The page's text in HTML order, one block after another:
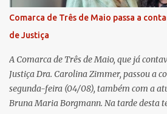
do Fundo Social, reforçando o
transparência e a governança. No
Núcleo, o presidente da Sicredi União RS/
um balanço das principais real...
Comarca de Três de Maio passa a
de Justiça
A Comarca de Três de Maio, que já
Justiça Dra. Carolina Zimmer, passou a
segunda-feira (04/08), também com a
Bruna Maria Borgmann. Na tarde desta